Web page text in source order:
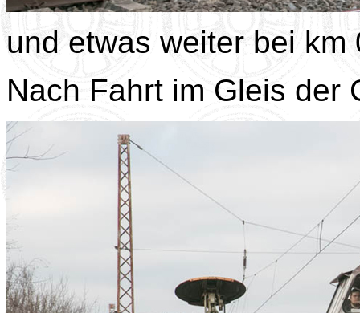
und etwas weiter bei km
Nach Fahrt im Gleis der